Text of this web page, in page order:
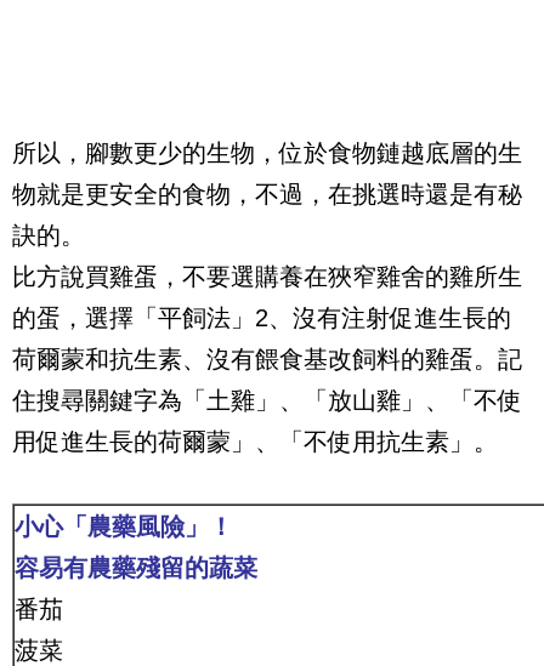
所以，腳數更少的生物，位於食物鏈越底層的生
物就是更安全的食物，不過，在挑選時還是有秘
訣的。
比方說買雞蛋，不要選購養在狹窄雞舍的雞所生
的蛋，選擇「平飼法」 2、沒有注射促進生長的
荷爾蒙和抗生素、沒有餵食基改飼料的雞蛋。記
住搜尋關鍵字為「土雞」、「放山雞」、「不使
用促進生長的荷爾蒙」、「不使用抗生素」。
小心「農藥風險」！
容易有農藥殘留的蔬菜
番茄
菠菜